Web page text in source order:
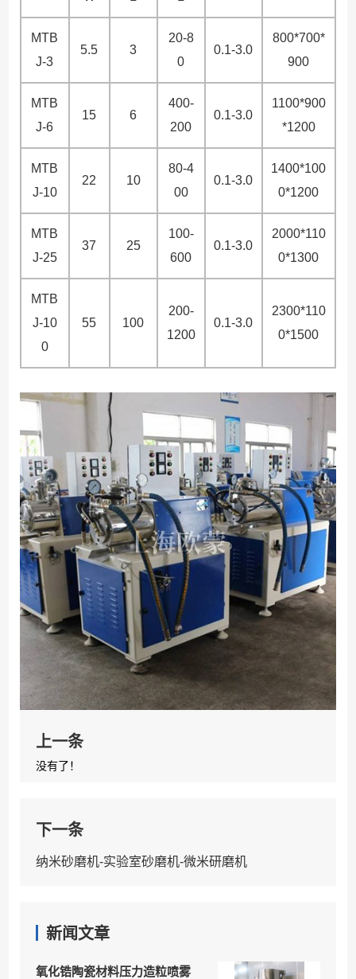
MTB
J-3
5.5 3
20-8
0
0.1-3.0
800*700*
900
MTB
J-6
15 6
400-
200
0.1-3.0
1100*900
*1200
MTB
J-10
22 10
80-4
00
0.1-3.0
1400*100
0*1200
MTB
J-25
37 25
100-
600
0.1-3.0
2000*110
0*1300
MTB
J-10
0
55 100
200-
1200
0.1-3.0
2300*110
0*1500
上一条
没有了！
下一条
纳米砂磨机-实验室砂磨机-微米研磨机
新闻文章
氧化锆陶瓷材料压力造粒喷雾